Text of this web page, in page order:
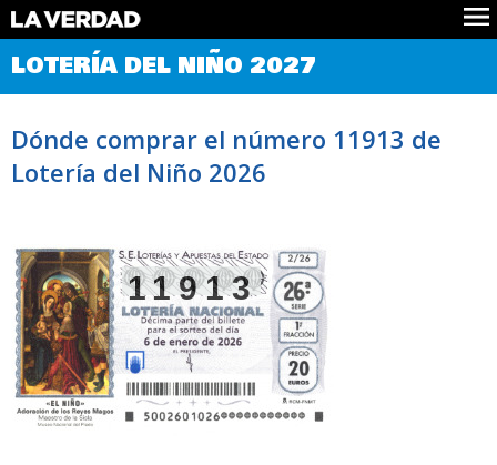
Comprobar Loteria del Niño
Premios
Noticias
Datos
LOTERÍA DEL NIÑO 2027
Dónde comprar el número 11913 de
Lotería del Niño 2026
11913